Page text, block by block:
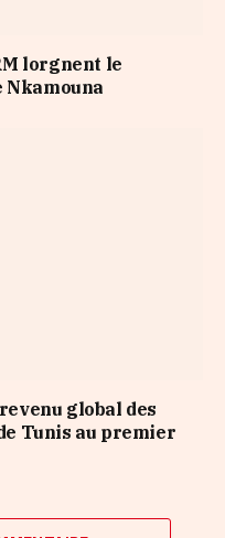
lorgnent le
global des
Tunis au premier